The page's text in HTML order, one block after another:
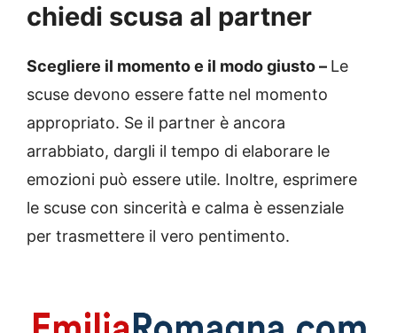
chiedi scusa al partner
Scegliere il momento e il modo giusto – Le
scuse devono essere fatte nel momento
appropriato. Se il partner è ancora
arrabbiato, dargli il tempo di elaborare le
emozioni può essere utile. Inoltre, esprimere
le scuse con sincerità e calma è essenziale
per trasmettere il vero pentimento.